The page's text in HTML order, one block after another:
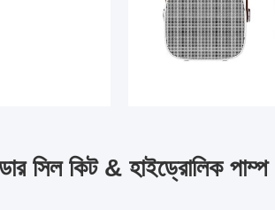
সিল কিট & হাইড্রোলিক পাম্প